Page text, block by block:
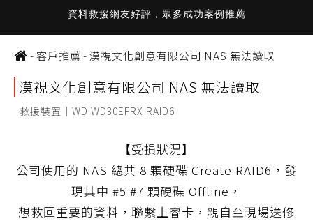
資料救援網友好評，眾多成功案例推薦
-客戶推薦 -漠視文化創意有限公司 NAS 無法讀取
漠視文化創意有限公司 NAS 無法讀取
救援裝置｜WD WD30EFRX RAID6
【受損狀況】
公司使用的 NAS 總共 8 顆硬碟 Create RAID6，發
現其中 #5 #7 顆硬碟 Offline，
想救回重要的資料，聯繫上睿卡，親自至現場送修